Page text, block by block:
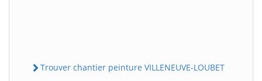
Trouver chantier peinture VILLENEUVE-LOUBET